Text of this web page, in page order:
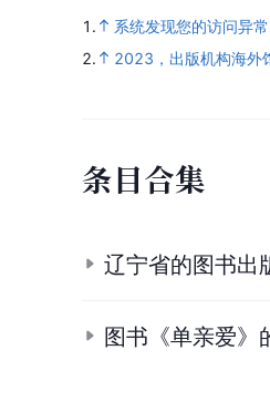
1.
系统发现您的访问异
2.
2023，出版机构海外
条目合集
辽宁省的图书出
图书《单亲爱》